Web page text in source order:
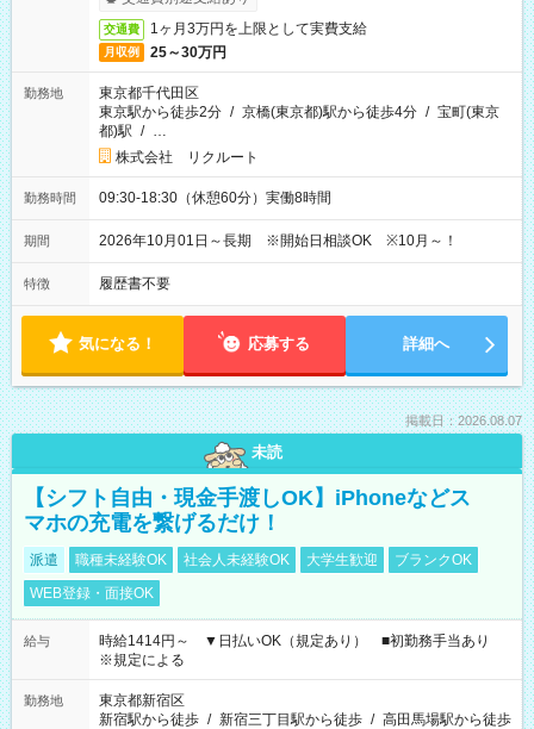
交通費 1ヶ月3万円を上限として実費支給
月収例 25～30万円
勤務地
東京都千代田区
東京駅から徒歩2分 / 京橋(東京都)駅から徒歩4分 / 宝町(東京
都)駅 / …
株式会社 リクルート
勤務時間 09:30-18:30（休憩60分）実働8時間
期間 2026年10月01日～長期 ※開始日相談OK ※10月～！
特徴 履歴書不要
気になる！ 応募する 詳細へ
掲載日：2026.08.07
未読
【シフト自由・現金手渡しOK】iPhoneなどス
マホの充電を繋げるだけ！
派遣 職種未経験OK 社会人未経験OK 大学生歓迎
ブランクOK
WEB登録・面接OK
給与
時給1414円～ ▼日払いOK（規定あり） ■初勤務手当あり
※規定による
勤務地
東京都新宿区
新宿駅から徒歩 / 新宿三丁目駅から徒歩 / 高田馬場駅から徒歩